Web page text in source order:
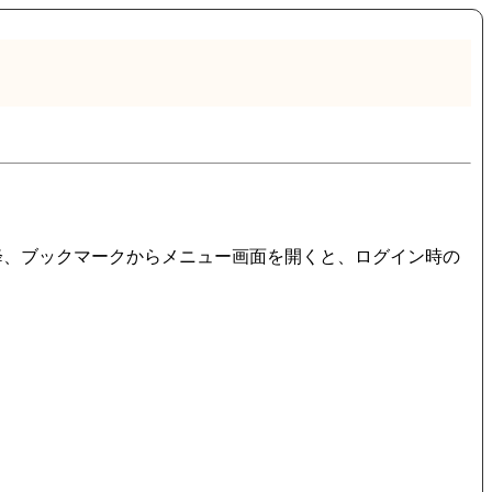
ブックマークからメニュー画面を開くと、ログイン時の